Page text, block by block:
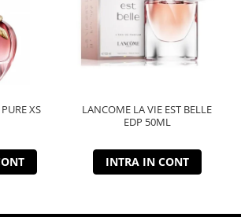
XS
LANCOME LA VIE EST BELLE
EDP 50ML
INTRA IN CONT